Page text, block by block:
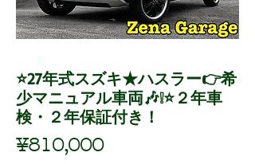
⭐27年式スズキ★ハスラー👉希
少マニュアル車両🎶❕⭐２年車
検・２年保証付き！
¥810,000Price